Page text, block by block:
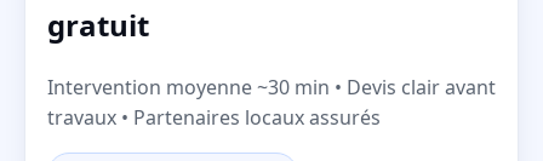
gratuit
Intervention moyenne ~30 min • Devis clair avant
travaux • Partenaires locaux assurés